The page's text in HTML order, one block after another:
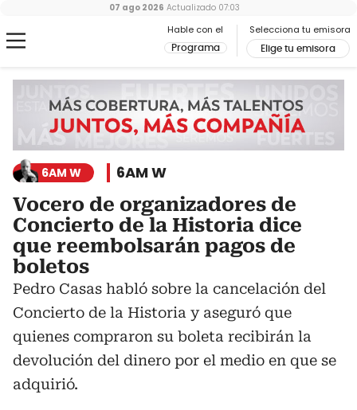
Hable con el
Programa
Selecciona tu emisora
Elige tu emisora
07 ago 2026 Actualizado 07:03
6AM W 6AM W
Vocero de organizadores de
Concierto de la Historia dice
que reembolsarán pagos de
boletos
Pedro Casas habló sobre la cancelación del
Concierto de la Historia y aseguró que
quienes compraron su boleta recibirán la
devolución del dinero por el medio en que se
adquirió.